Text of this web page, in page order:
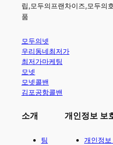
립,모두의프랜차이즈,모두의
품
모두의넷
우리동네최저가
최저가마케팅
모넷
모넷콜밴
김포공항콜밴
소개
팀
개인정보 보
개인정